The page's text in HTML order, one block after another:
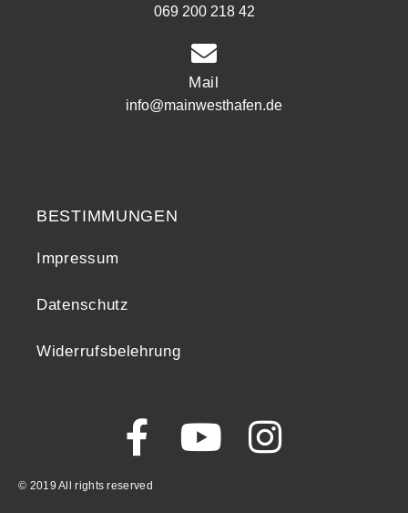
069 200 218 42
Mail
info@mainwesthafen.de
BESTIMMUNGEN
Impressum
Datenschutz
Widerrufsbelehrung
© 2019 All rights reserved